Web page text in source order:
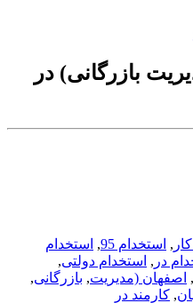
بازرگانی) در
, استخدام 95 , استخدام
در , استخدام دولتی,
, اصفهان (مدیریت, بازرگانی,
, کارمند در